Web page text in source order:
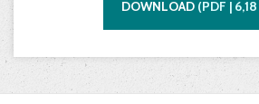
DOWNLOAD (PDF | 6,18